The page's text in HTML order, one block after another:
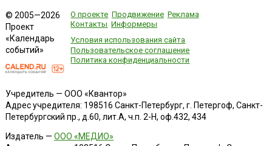
© 2005—2026
Проект
«Календарь
событий»
О проекте Продвижение Реклама
Контакты Информеры
Условия использования сайта
Пользовательское соглашение
Политика конфиденциальности
Учредитель — ООО «Квантор»
Адрес учредителя: 198516 Санкт-Петербург, г. Петергоф, Санкт-
Петербургский пр., д.60, лит.А, ч.п. 2-Н, оф.432, 434
Издатель — ООО «МЕДИО»